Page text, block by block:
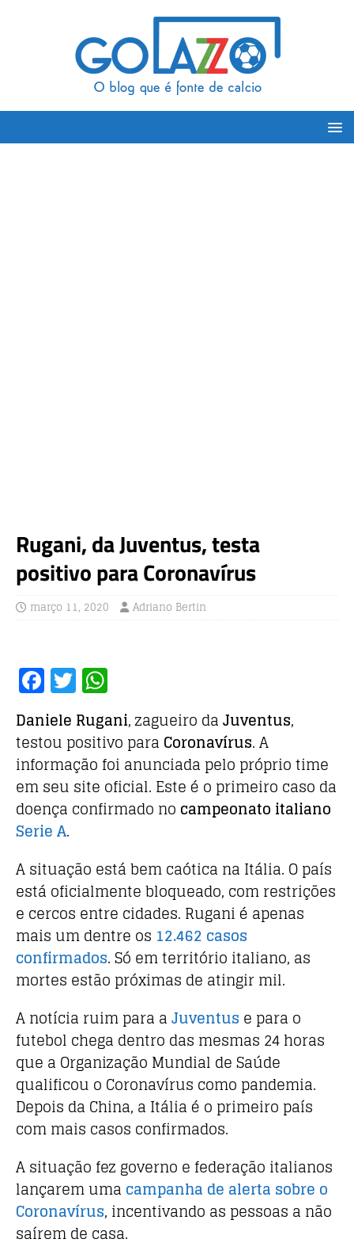
Rugani, da Juventus, testa
positivo para Coronavírus
março 11, 2020 Adriano Bertin
F
a
c
e
b
o
o
k
T
w
it
te
r
h
at
s
A
p
Daniele Rugani, zagueiro daJuventus,
testou positivo para Coronavírus. A
informação foi anunciada pelo próprio time
em seu site oficial. Este é o primeiro caso da
doença confirmado no campeonato italiano
Serie A.
A situação está bem caótica na Itália. O país
está oficialmente bloqueado, com restrições
e cercos entre cidades. Rugani é apenas
mais um dentre os 12.462 casos
confirmados. Só em território italiano, as
mortes estão próximas de atingir mil.
A notícia ruim para aJuventus e para o
futebol chega dentro das mesmas 24 horas
que a Organização Mundial de Saúde
qualificou o Coronavírus como pandemia.
Depois da China, a Itália é o primeiro país
com mais casos confirmados.
A situação fez governo e federação italianos
lançarem uma campanha de alerta sobre o
Coronavírus, incentivando as pessoas a não
saírem de casa.